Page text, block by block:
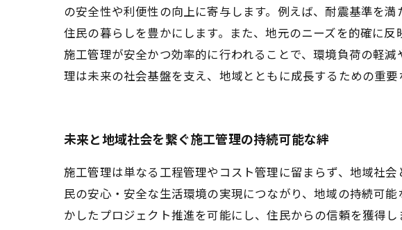
の安全性や利便性の向上に寄与します。例えば、耐震基準を
住民の暮らしを豊かにします。また、地元のニーズを的確に
施工管理が安全かつ効率的に行われることで、環境負荷の軽
理は未来の社会基盤を支え、地域とともに成長するための重要
未来と地域社会を繋ぐ施工管理の持続可能な絆
施工管理は単なる工程管理やコスト管理に留まらず、地域社
民の安心・安全な生活環境の実現につながり、地域の持続可
かしたプロジェクト推進を可能にし、住民からの信頼を獲得